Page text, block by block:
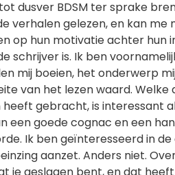
dusver BDSM ter sprake
verhalen gelezen, en kan me
op hun motivatie achter hun
schrijver is. Ik ben
mij boeien, het onderwerp
van het lezen waard.
heeft gebracht, is interessant
een goede cognac en een
Ik ben geïnteresseerd in
aanzet. Anders niet.